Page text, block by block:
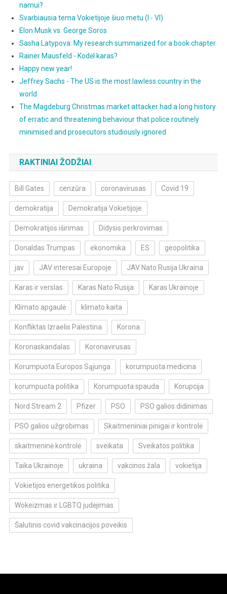
namui?
Svarbiausia tema Vokietijoje šiuo metu (I - VI)
Elon Musk vs. George Soros
Sasha Latypova: My research summarized for a book chapter
Rainer Mausfeld - Kodėl karas?
Happy new year!
Jeffrey Sachs - The US is the most lawless country in the
world
The Magdeburg Christmas market attacker had a long history
of erratic and threatening behaviour that police routinely
minimised and prosecutors studiously ignored
RAKTINIAI ŽODŽIAI
Bill Gates cenzūra coronavirusas Covid 19
demokratija Demokratija Vokietijoje
Demokratijos iširimas Didysis perkrovimas
Donaldas Trumpas ekonomika ES geopolitika
jav JAV interesai Europoje JAV Nato Rusija Ukraina
Karas ir verslas Karas Nato Rusija Karas Ukrainoje
Klimato apgaulė klimato kaita
Konfliktas Izraelis Palestina Korona
Koronaskandalas Koronavirusas
Korumpuota Europos Sąjunga korumpuota medicina
korumpuota politika Korumpuota spauda Korupcija
Nord Stream 2 Pfizer PSO PSO galios didinimas
PSO galios užgrobimas Skaitmeniniai pinigai ir kontrolė
skaitmeninė kontrolė sveikata Sveikatos politika
Taika Ukrainoje ukraina vakcinos žala vokietija
Vokietijos energetikos politika
Wokeizmas ir LGBTQ judėjimas
Šalutinis covid vakcinacijos poveikis